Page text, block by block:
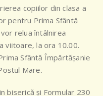
copiilor din clasa a
pentru Prima Sfântă
relua întâlnirea
viitoare, la ora 10.00.
Sfântă Împărtășanie
Mare.
biserică și Formular 230